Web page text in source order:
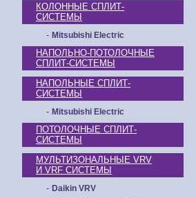
КОЛОННЫЕ СПЛИТ-
СИСТЕМЫ
- Mitsubishi Electric
НАПОЛЬНО-ПОТОЛОЧНЫЕ
СПЛИТ-СИСТЕМЫ
НАПОЛЬНЫЕ СПЛИТ-
СИСТЕМЫ
- Mitsubishi Electric
ПОТОЛОЧНЫЕ СПЛИТ-
СИСТЕМЫ
МУЛЬТИЗОНАЛЬНЫЕ VRV
И VRF СИСТЕМЫ
- Daikin VRV